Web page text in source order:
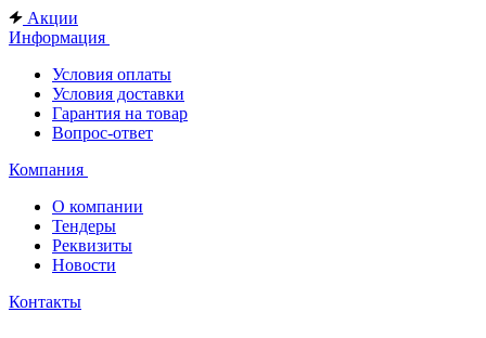
Акции
Информация
Условия оплаты
Условия доставки
Гарантия на товар
Вопрос-ответ
Компания
О компании
Тендеры
Реквизиты
Новости
Контакты